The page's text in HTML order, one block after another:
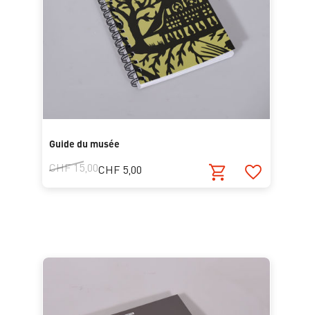
Guide du musée
CHF 15,00CHF 5,00